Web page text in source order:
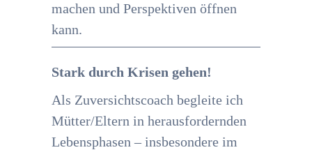
machen und Perspektiven öffnen
kann.
Stark durch Krisen gehen!
Als Zuversichtscoach begleite ich
Mütter/Eltern in herausfordernden
Lebensphasen – insbesondere im